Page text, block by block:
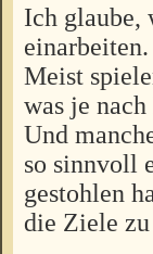
Ich glaube,
Meist
was je
Und
so sinnvoll
gestohlen
die Ziele